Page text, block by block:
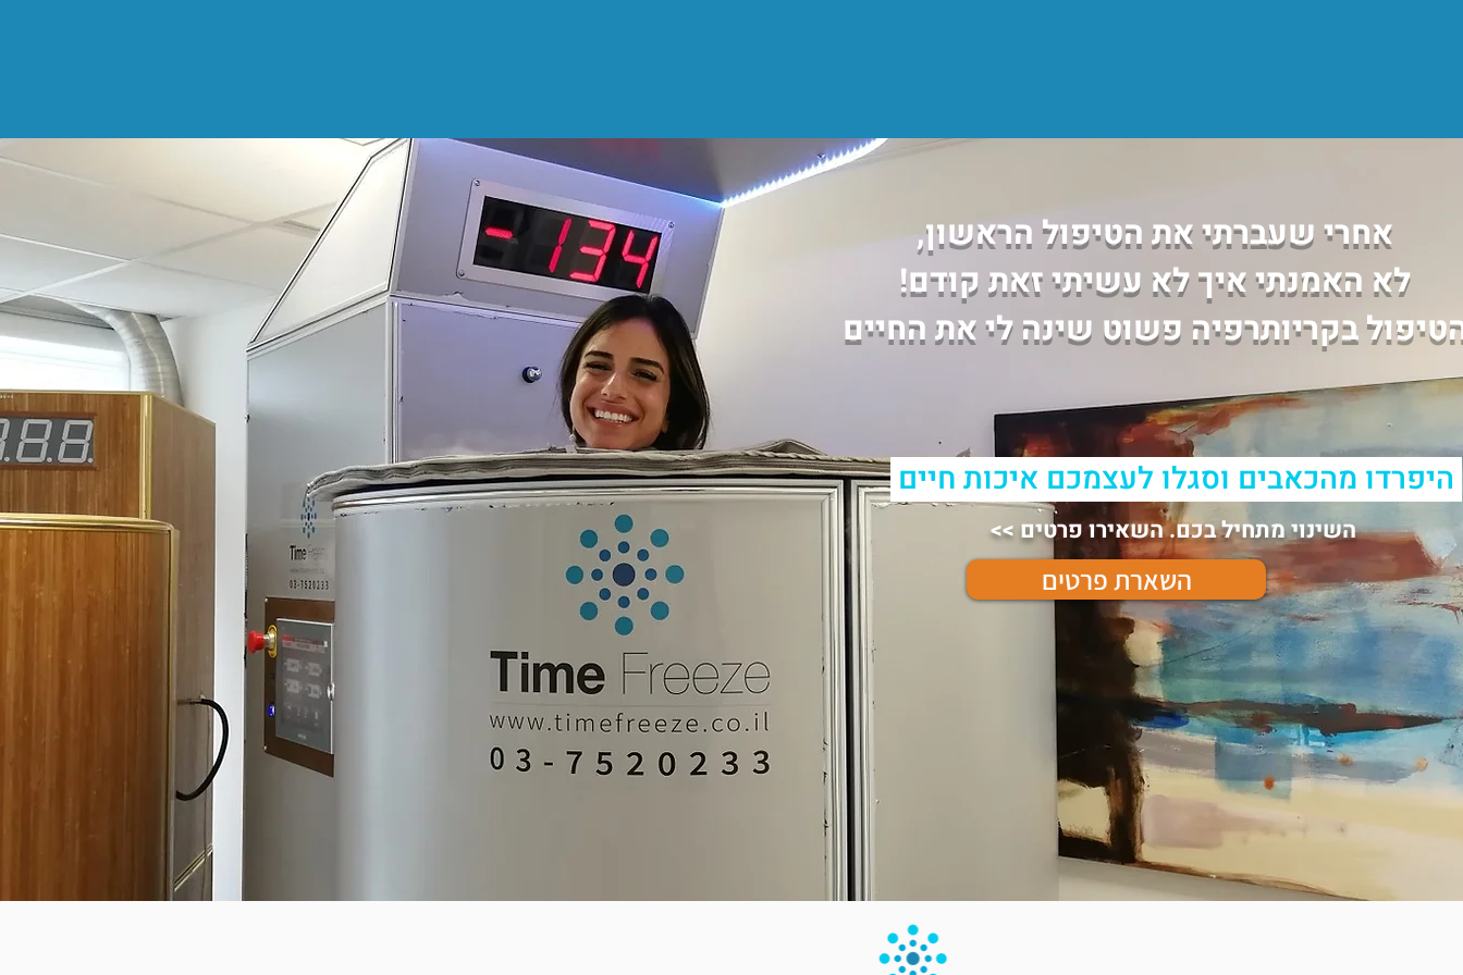
אחרי שעברתי את הטיפול הראשון,
לא האמנתי איך לא עשיתי זאת קודם!
בקריותרפיה פשוט שינה לי את החיים
היפרדו מהכאבים וסגלו לעצמכם איכות חיים
השינוי מתחיל בכם. השאירו פרטים >>
השארת פרטים